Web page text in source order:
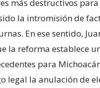
más destructivos
la intromisión de
En ese sentido,
la reforma establece
para
legal la anulación de